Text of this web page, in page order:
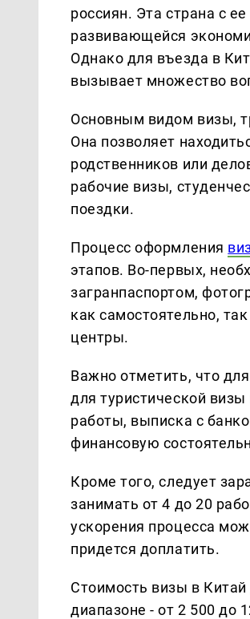
россиян. Эта страна с
развивающейся
Однако для въезда в
вызывает множество
Основным видом визы,
Она позволяет
родственников или
рабочие визы,
поездки.
Процесс оформления
этапов. Во-первых,
загранпаспортом,
как самостоятельно,
центры.
Важно отметить, что
для туристической
работы, выписка с
финансовую
Кроме того, следует
занимать от 4 до 20
ускорения процесса
придется доплатить.
Стоимость визы в
диапазоне - от 2 500 до